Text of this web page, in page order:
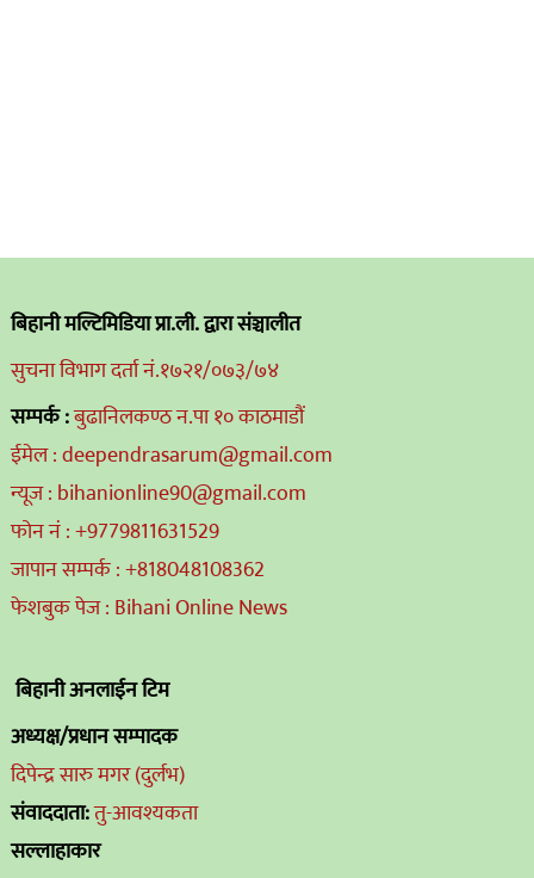
बिहानी मल्टिमिडिया प्रा.ली. द्वारा संञ्चालीत
सुचना विभाग दर्ता नं.१७२१/०७३/७४
सम्पर्क :बुढानिलकण्ठ न.पा १० काठमाडौं
ईमेल : deependrasarum@gmail.com
न्यूज : bihanionline90@gmail.com
फोन नं : +9779811631529
जापान सम्पर्क : +818048108362
फेशबुक पेज : Bihani Online News
बिहानी अनलाईन टिम
अध्यक्ष/प्रधान सम्पादक
दिपेन्द्र सारु मगर (दुर्लभ)
संवाददाता:तु-आवश्यकता
सल्लाहाकार